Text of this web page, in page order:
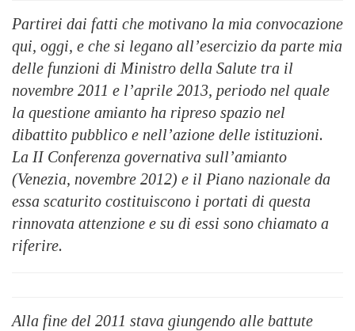
Partirei dai fatti che motivano la mia convocazione
qui, oggi, e che si legano all’esercizio da parte mia
delle funzioni di Ministro della Salute tra il
novembre 2011 e l’aprile 2013, periodo nel quale
la questione amianto ha ripreso spazio nel
dibattito pubblico e nell’azione delle istituzioni.
La II Conferenza governativa sull’amianto
(Venezia, novembre 2012) e il Piano nazionale da
essa scaturito costituiscono i portati di questa
rinnovata attenzione e su di essi sono chiamato a
riferire.
Alla fine del 2011 stava giungendo alle battute